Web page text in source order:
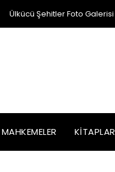
Ülkücü Şehitler Foto Galerisi
MAHKEMELER KITAPLAR